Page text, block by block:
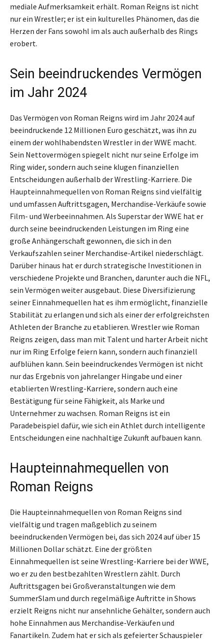
mediale Aufmerksamkeit erhält. Roman Reigns ist nicht
nur ein Wrestler; er ist ein kulturelles Phänomen, das die
Herzen der Fans sowohl im als auch außerhalb des Rings
erobert.
Sein beeindruckendes Vermögen
im Jahr 2024
Das Vermögen von Roman Reigns wird im Jahr 2024 auf
beeindruckende 12 Millionen Euro geschätzt, was ihn zu
einem der wohlhabendsten Wrestler in der WWE macht.
Sein Nettovermögen spiegelt nicht nur seine Erfolge im
Ring wider, sondern auch seine klugen finanziellen
Entscheidungen außerhalb der Wrestling-Karriere. Die
Haupteinnahmequellen von Roman Reigns sind vielfältig
und umfassen Auftrittsgagen, Merchandise-Verkäufe sowie
Film- und Werbeeinnahmen. Als Superstar der WWE hat er
durch seine beeindruckenden Leistungen im Ring eine
große Anhängerschaft gewonnen, die sich in den
Verkaufszahlen seiner Merchandise-Artikel niederschlägt.
Darüber hinaus hat er durch strategische Investitionen in
verschiedene Projekte und Branchen, darunter auch die NFL,
sein Vermögen weiter ausgebaut. Diese Diversifizierung
seiner Einnahmequellen hat es ihm ermöglicht, finanzielle
Stabilität zu erlangen und sich als einer der erfolgreichsten
Athleten der Branche zu etablieren. Wrestler wie Roman
Reigns zeigen, dass man mit Talent und harter Arbeit nicht
nur im Ring Erfolge feiern kann, sondern auch finanziell
aufblühen kann. Sein beeindruckendes Vermögen ist nicht
nur das Ergebnis von jahrelanger Hingabe und einer
etablierten Wrestling-Karriere, sondern auch eine
Bestätigung für seine Fähigkeit, als Marke und
Unternehmer zu wachsen. Roman Reigns ist ein
Paradebeispiel dafür, wie sich ein Athlet durch intelligente
Entscheidungen eine nachhaltige Zukunft aufbauen kann.
Haupteinnahmequellen von
Roman Reigns
Die Haupteinnahmequellen von Roman Reigns sind
vielfältig und tragen maßgeblich zu seinem
beeindruckenden Vermögen bei, das sich 2024 auf über 15
Millionen Dollar schätzt. Eine der größten
Einnahmequellen ist seine Wrestling-Karriere bei der WWE,
wo er zu den bestbezahlten Wrestlern zählt. Durch
Auftrittsgagen bei Großveranstaltungen wie dem
SummerSlam und durch regelmäßige Auftritte in Shows
erzielt Reigns nicht nur ansehnliche Gehälter, sondern auch
hohe Einnahmen aus Merchandise-Verkäufen und
Fanartikeln. Zudem hat er sich als gefeierter Schauspieler